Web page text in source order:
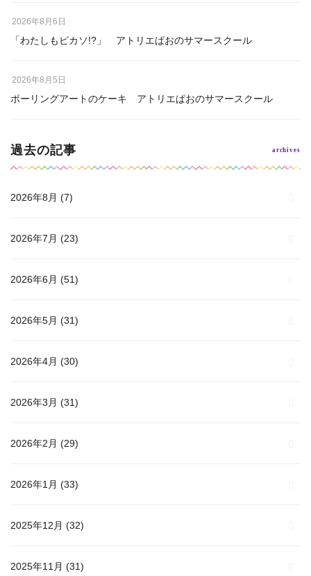
「わたしもピカソ!?」 アトリエぱおのサマースクール
2026年8月6日
ポーリングアートのケーキ アトリエぱおのサマースクール
2026年8月5日
過去の記事
2026年8月 (7)
2026年7月 (23)
2026年6月 (51)
2026年5月 (31)
2026年4月 (30)
2026年3月 (31)
2026年2月 (29)
2026年1月 (33)
2025年12月 (32)
2025年11月 (31)